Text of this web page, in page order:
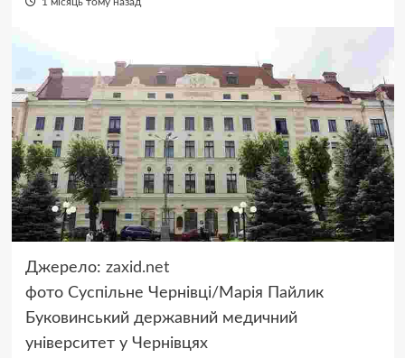
Джерело: zaxid.net
фото Суспільне Чернівці/Марія Пайлик
Буковинський державний медичний
університет у Чернівцях